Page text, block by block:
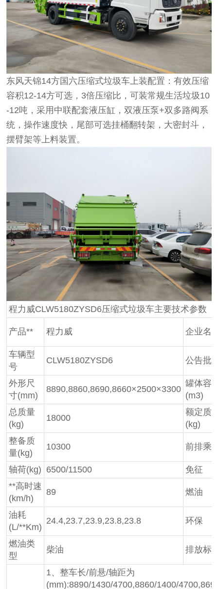
东风天锦14方国六压缩式垃圾车上装配置：有效压缩
容积12-14方可选，3倍压缩比，可装常规生活垃圾10
-12吨，采用中联配套液压缸，双液压泵+双多路阀系
统，操作速度快，尾部可选挂桶翻转架，大密封斗，
摆臂架等上料装置。
程力威CLW5180ZYSD6压缩式垃圾车主要技术参数
产品** 程力威 企业名
车辆型
号
CLW5180ZYSD6 公告批
外形尺
寸(mm)
8890,8860,8690,8660×2500×3300
罐体容
(m3)
总质量
(kg)
18000
额定质
(kg)
整备质
量(kg)
10300 前排乘
轴荷(kg) 6500/11500
免征
**高时速
(km/h)
89 燃油
油耗
(L/**Km)
24.4,23.7,23.9,23.8,23.8 环保
燃油类
型
柴油 排放标
1、整车长/前悬/轴距为
(mm):8890/1430/4700,8860/1400/